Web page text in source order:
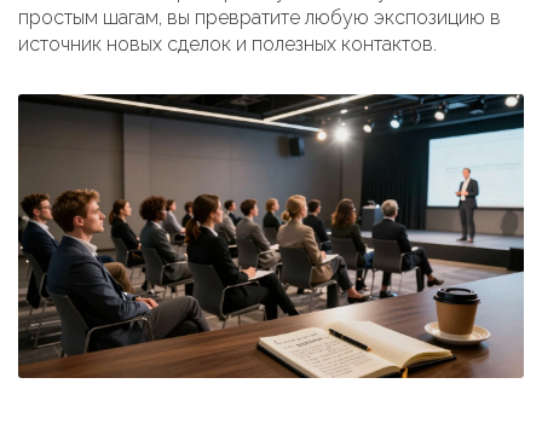
простым шагам, вы превратите любую экспозицию в
источник новых сделок и полезных контактов.